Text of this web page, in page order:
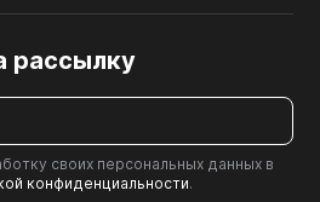
рассылку
своих персональных данных в
конфиденциальности.